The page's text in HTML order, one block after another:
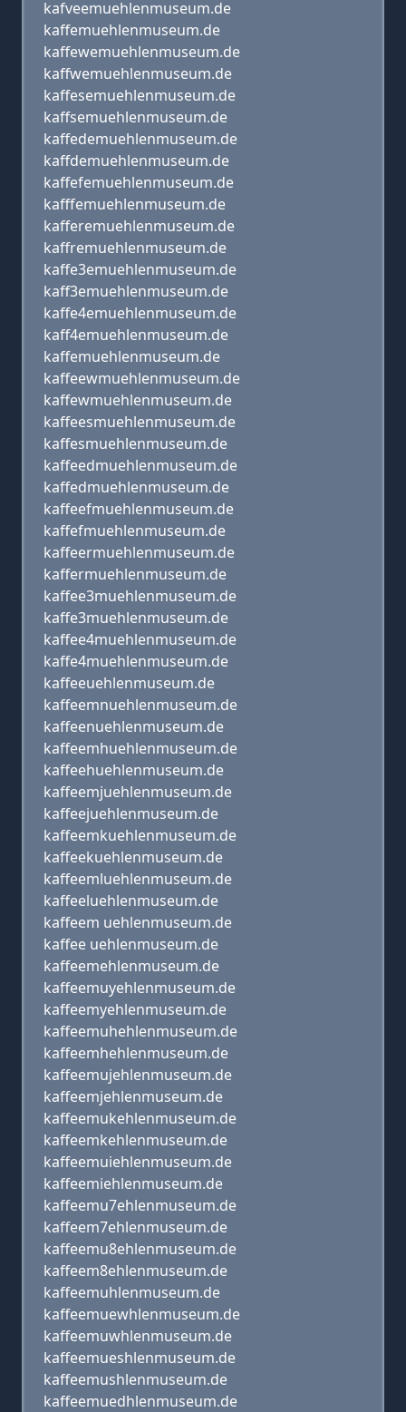
kafveemuehlenmuseum.de
kaffemuehlenmuseum.de
kaffewemuehlenmuseum.de
kaffwemuehlenmuseum.de
kaffesemuehlenmuseum.de
kaffsemuehlenmuseum.de
kaffedemuehlenmuseum.de
kaffdemuehlenmuseum.de
kaffefemuehlenmuseum.de
kafffemuehlenmuseum.de
kafferemuehlenmuseum.de
kaffremuehlenmuseum.de
kaffe3emuehlenmuseum.de
kaff3emuehlenmuseum.de
kaffe4emuehlenmuseum.de
kaff4emuehlenmuseum.de
kaffemuehlenmuseum.de
kaffeewmuehlenmuseum.de
kaffewmuehlenmuseum.de
kaffeesmuehlenmuseum.de
kaffesmuehlenmuseum.de
kaffeedmuehlenmuseum.de
kaffedmuehlenmuseum.de
kaffeefmuehlenmuseum.de
kaffefmuehlenmuseum.de
kaffeermuehlenmuseum.de
kaffermuehlenmuseum.de
kaffee3muehlenmuseum.de
kaffe3muehlenmuseum.de
kaffee4muehlenmuseum.de
kaffe4muehlenmuseum.de
kaffeeuehlenmuseum.de
kaffeemnuehlenmuseum.de
kaffeenuehlenmuseum.de
kaffeemhuehlenmuseum.de
kaffeehuehlenmuseum.de
kaffeemjuehlenmuseum.de
kaffeejuehlenmuseum.de
kaffeemkuehlenmuseum.de
kaffeekuehlenmuseum.de
kaffeemluehlenmuseum.de
kaffeeluehlenmuseum.de
kaffeem uehlenmuseum.de
kaffee uehlenmuseum.de
kaffeemehlenmuseum.de
kaffeemuyehlenmuseum.de
kaffeemyehlenmuseum.de
kaffeemuhehlenmuseum.de
kaffeemhehlenmuseum.de
kaffeemujehlenmuseum.de
kaffeemjehlenmuseum.de
kaffeemukehlenmuseum.de
kaffeemkehlenmuseum.de
kaffeemuiehlenmuseum.de
kaffeemiehlenmuseum.de
kaffeemu7ehlenmuseum.de
kaffeem7ehlenmuseum.de
kaffeemu8ehlenmuseum.de
kaffeem8ehlenmuseum.de
kaffeemuhlenmuseum.de
kaffeemuewhlenmuseum.de
kaffeemuwhlenmuseum.de
kaffeemueshlenmuseum.de
kaffeemushlenmuseum.de
kaffeemuedhlenmuseum.de